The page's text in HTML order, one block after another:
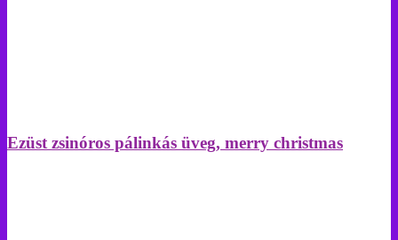
Ezüst zsinóros pálinkás üveg, merry christmas